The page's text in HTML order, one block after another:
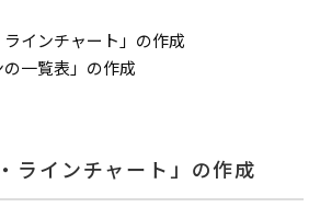
ラインチャート」の作成
の一覧表」の作成
ラインチャート」の作成